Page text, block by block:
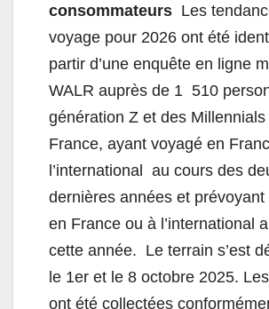
consommateurs Les
voyage pour 2026 ont été
partir d’une enquête en ligne
WALR auprès de 1 510
génération Z et des
France, ayant voyagé en
l’international au cours des
dernières années et
en France ou à l’international
cette année. Le terrain s’est
le 1er et le 8 octobre 2025.
ont été collectées